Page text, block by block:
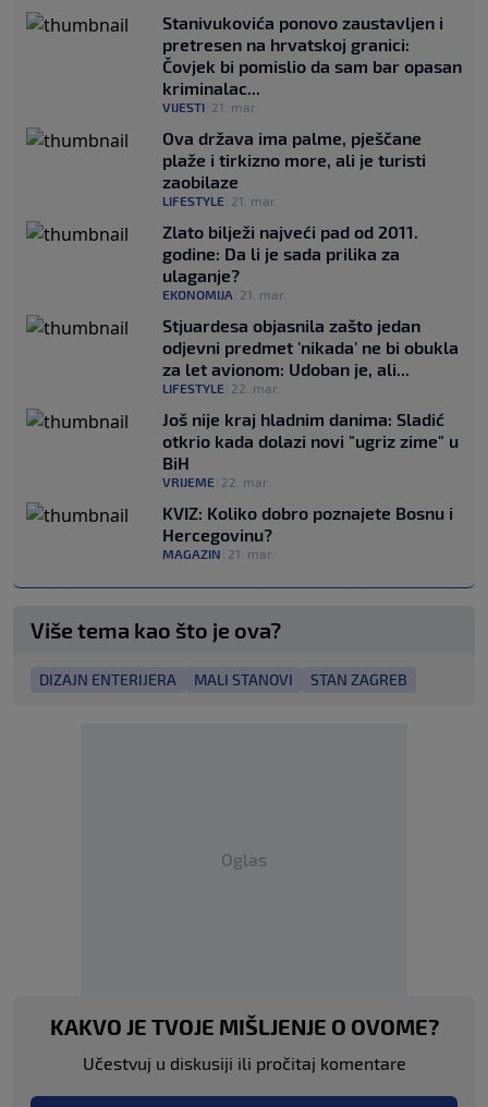
Stanivukovića ponovo zaustavljen i
pretresen na hrvatskoj granici:
Čovjek bi pomislio da sam bar opasan
kriminalac...
VIJESTI 21. mar.
Ova država ima palme, pješčane
plaže i tirkizno more, ali je turisti
zaobilaze
LIFESTYLE 21. mar.
Zlato bilježi najveći pad od 2011.
godine: Da li je sada prilika za
ulaganje?
EKONOMIJA 21. mar.
Stjuardesa objasnila zašto jedan
odjevni predmet 'nikada' ne bi obukla
za let avionom: Udoban je, ali...
LIFESTYLE 22. mar.
Još nije kraj hladnim danima: Sladić
otkrio kada dolazi novi "ugriz zime" u
BiH
VRIJEME 22. mar.
KVIZ: Koliko dobro poznajete Bosnu i
Hercegovinu?
MAGAZIN 21. mar.
Više tema kao što je ova?
DIZAJN ENTERIJERA MALI STANOVI STAN ZAGREB
Oglas
KAKVO JE TVOJE MIŠLJENJE O OVOME?
Učestvuj u diskusiji ili pročitaj komentare